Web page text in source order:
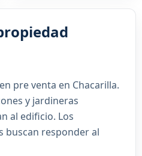
pre venta en Chacarilla.
y jardineras
al edificio. Los
buscan responder al